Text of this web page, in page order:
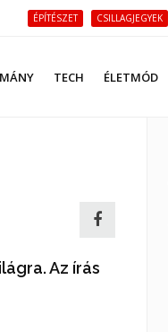
ÉPÍTÉSZET CSILLAGJEGYEK
TECH ÉLETMÓD
Az írás